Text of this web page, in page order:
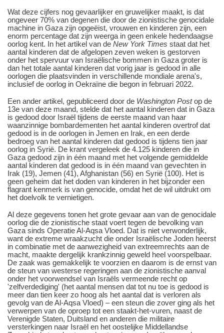
Wat deze cijfers nog gevaarlijker en gruwelijker maakt, is dat
ongeveer 70% van degenen die door de zionistische genocidale
machine in Gaza zijn opgeëist, vrouwen en kinderen zijn, een
enorm percentage dat zijn weerga in geen enkele hedendaagse
oorlog kent. In het artikel van de New York Times staat dat het
aantal kinderen dat de afgelopen zeven weken is gestorven
onder het spervuur van Israëlische bommen in Gaza groter is
dan het totale aantal kinderen dat vorig jaar is gedood in alle
oorlogen die plaatsvinden in verschillende mondiale arena's,
inclusief de oorlog in Oekraïne die begon in februari 2022.
Een ander artikel, gepubliceerd door de Washington Postop de
13e van deze maand, stelde dat het aantal kinderen dat in Gaza
is gedood door Israël tijdens de eerste maand van haar
waanzinnige bombardementen het aantal kinderen overtrof dat
gedood is in de oorlogen in Jemen en Irak, en een derde
bedroeg van het aantal kinderen dat gedood is tijdens tien jaar
oorlog in Syrië. De krant vergeleek de 4.125 kinderen die in
Gaza gedood zijn in één maand met het volgende gemiddelde
aantal kinderen dat gedood is in één maand van gevechten in
Irak (19), Jemen (41), Afghanistan (56) en Syrië (100). Het is
geen geheim dat het doden van kinderen in het bijzonder een
flagrant kenmerk is van genocide, omdat het de wil uitdrukt om
het doelvolk te vernietigen.
Al deze gegevens tonen het grote gevaar aan van de genocidale
oorlog die de zionistische staat voert tegen de bevolking van
Gaza sinds Operatie Al-Aqsa Vloed. Dat is niet verwonderlijk,
want de extreme wraakzucht die onder Israëlische Joden heerst
in combinatie met de aanwezigheid van extreemrechts aan de
macht, maakte dergelijk krankzinnig geweld heel voorspelbaar.
De zaak was gemakkelijk te voorzien en daarom is de ernst van
de steun van westerse regeringen aan de zionistische aanval
onder het voorwendsel van Israëls vermeende recht op
'zelfverdediging' (het aantal mensen dat tot nu toe is gedood is
meer dan tien keer zo hoog als het aantal dat is verloren als
gevolg van de Al-Aqsa Vloed) ‒ een steun die zover ging als het
verwerpen van de oproep tot een staakt-het-vuren, naast de
Verenigde Staten, Duitsland en anderen die militaire
versterkingen naar Israël en het oostelijke Middellandse